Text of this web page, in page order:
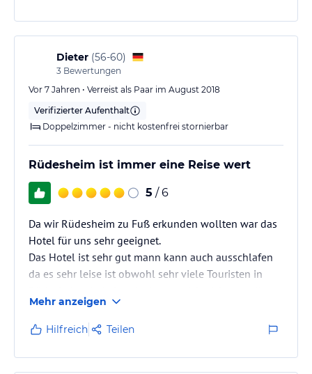
Dieter (56-60)
3 Bewertungen
Vor 7 Jahren • Verreist als Paar im August 2018
Verifizierter Aufenthalt
Doppelzimmer - nicht kostenfrei stornierbar
Rüdesheim ist immer eine Reise wert
5 / 6
Da wir Rüdesheim zu Fuß erkunden wollten war das
Hotel für uns sehr geeignet.
Das Hotel ist sehr gut mann kann auch ausschlafen
da es sehr leise ist obwohl sehr viele Touristen in
fand ist der Teppichboden ansonsten alles Top.
Wir haben das Hotel ohne Frühstück gebucht und
haben außerhalb gegessen.
Mehr anzeigen
Hilfreich Teilen